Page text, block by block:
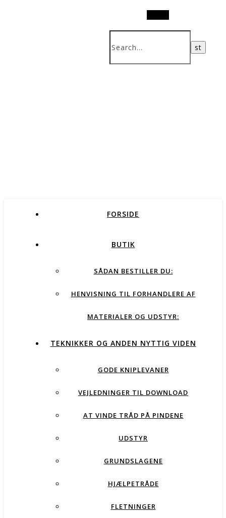
FORSIDE
BUTIK
SÅDAN BESTILLER DU:
HENVISNING TIL FORHANDLERE AF
MATERIALER OG UDSTYR:
TEKNIKKER OG ANDEN NYTTIG VIDEN
GODE KNIPLEVANER
VEJLEDNINGER TIL DOWNLOAD
AT VINDE TRÅD PÅ PINDENE
UDSTYR
GRUNDSLAGENE
HJÆLPETRÅDE
FLETNINGER